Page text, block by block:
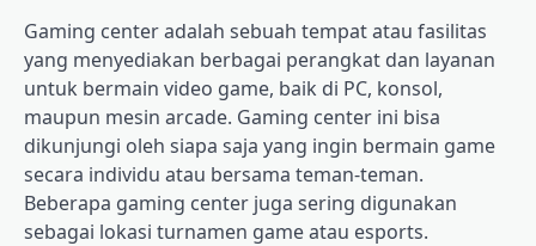
Gaming center adalah sebuah tempat atau fasilitas
yang menyediakan berbagai perangkat dan layanan
untuk bermain video game, baik di PC, konsol,
maupun mesin arcade. Gaming center ini bisa
dikunjungi oleh siapa saja yang ingin bermain game
secara individu atau bersama teman-teman.
Beberapa gaming center juga sering digunakan
sebagai lokasi turnamen game atau esports.